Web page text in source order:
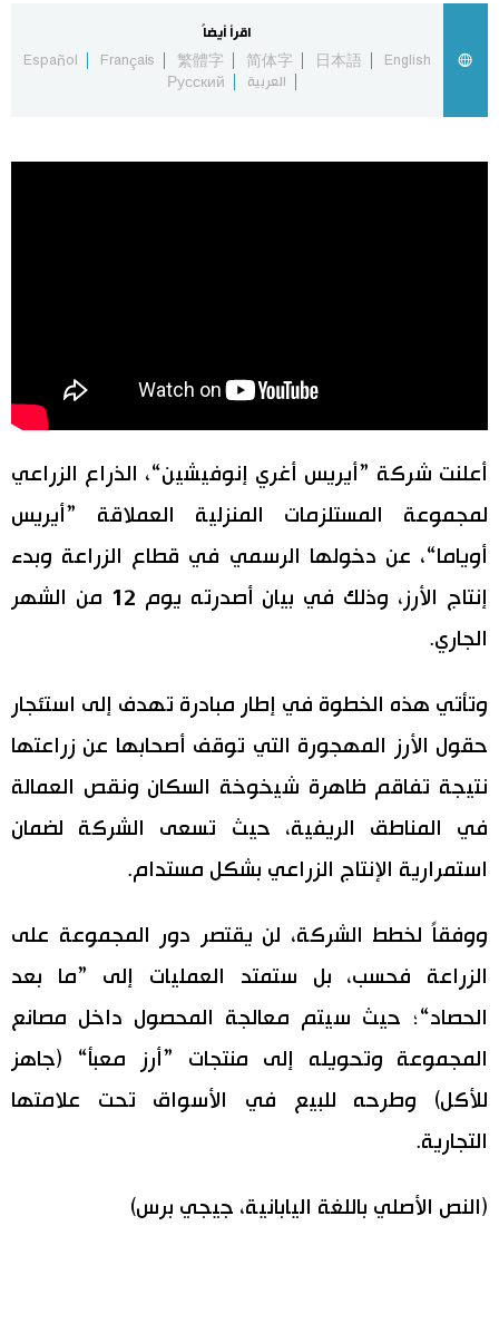
الأقسام
صور
مجتمع
لايف ستايل
الأكثر تفاعلا
اقرأ أيضاً
English
日本語
简体字
繁體字
Français
Español
العربية
Русский
أعلنت شركة ”أيريس أغري إنوفيشين“، الذراع الزراعي
لمجموعة المستلزمات المنزلية العملاقة ”أيريس
أوياما“، عن دخولها الرسمي في قطاع الزراعة وبدء
إنتاج الأرز، وذلك في بيان أصدرته يوم 12 من الشهر
الجاري.
وتأتي هذه الخطوة في إطار مبادرة تهدف إلى استئجار
حقول الأرز المهجورة التي توقف أصحابها عن زراعتها
نتيجة تفاقم ظاهرة شيخوخة السكان ونقص العمالة
في المناطق الريفية، حيث تسعى الشركة لضمان
استمرارية الإنتاج الزراعي بشكل مستدام.
ووفقاً لخطط الشركة، لن يقتصر دور المجموعة على
الزراعة فحسب، بل ستمتد العمليات إلى ”ما بعد
الحصاد“؛ حيث سيتم معالجة المحصول داخل مصانع
المجموعة وتحويله إلى منتجات ”أرز معبأ“ (جاهز
للأكل) وطرحه للبيع في الأسواق تحت علامتها
التجارية.
(النص الأصلي باللغة اليابانية، جيجي برس)